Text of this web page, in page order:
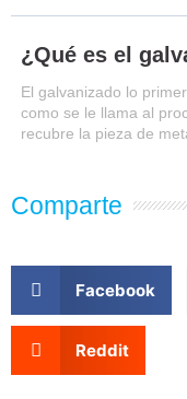
¿Qué es el
El galvanizado lo
como se le llama al
recubre la pieza de
Comparte
Facebook
Reddit